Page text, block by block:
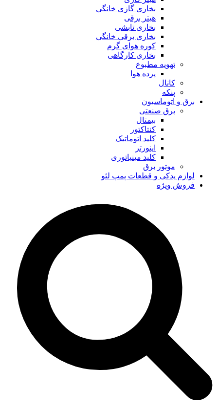
بخاری گازی خانگی
هیتر برقی
بخاری تابشی
بخاری برقی خانگی
کوره هوای گرم
بخاری کارگاهی
تهویه مطبوع
پرده هوا
کانال
پنکه
برق و اتوماسیون
برق صنعتی
بیمتال
کنتاکتور
کلید اتوماتیک
اینورتر
کلید مینیاتوری
موتور برق
لوازم یدکی و قطعات پمپ لئو
فروش ویژه